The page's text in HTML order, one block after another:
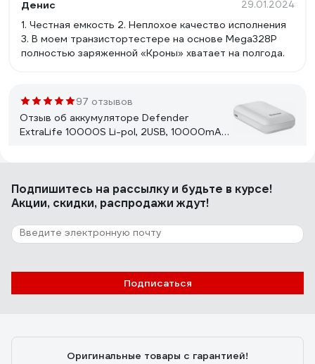
Денис 29.01.2024
1. Честная емкость 2. Неплохое качество исполнения
3. В моем транзистортестере на основе Mega328P
полностью заряженной «Кроны» хватает на полгода.
97 отзывов
Отзыв об аккумуляторе Defender
ExtraLife 10000S Li-pol, 2USB, 10000mAh,
Заряжает отлично и быстро, доставили с зарядом на
3* индикатора (больше половины). Индикатор заряда
небольшой, хорошо лежит в руке и не такой тяжелый,
как многие на такую же ёмкость. Очень приятный
так как брала в подарок.
Отзыв об аккумуляторе Robiton DECT-
T356-2XAAA 14617
Дмитрий 24.12.2024
проводочки длинные, паяются легко. триммер жужжит
Подпишитесь на рассылкуи будьте в курсе!
Акции, скидки, распродажи ждут!
Подписаться
Оригинальные товары с гарантией!